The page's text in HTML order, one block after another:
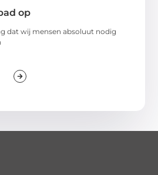
op
dat wij mensen absoluut nodig